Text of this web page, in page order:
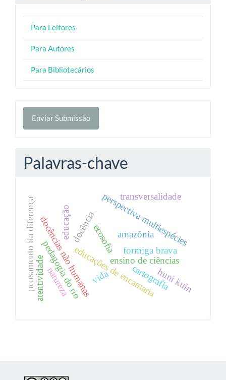
Para Leitores
Para Autores
Para Bibliotecários
Enviar
Submissão
Enviar Submissão
Palavras-chave
formiga brava
amazônia
educações de encantaria
docências não humanas
educação perspectiva multiespécies
pensamento da diferença docência
vida
ensino de ciências
pedagogia do rio ecosofia
transversalidade
cartografiahuni kuin
atentividadenatureza